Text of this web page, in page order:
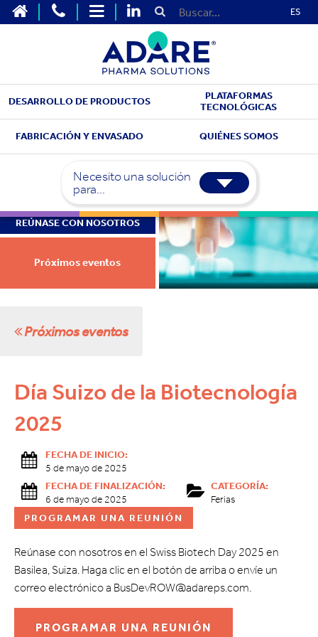
ES
DESARROLLO DE PRODUCTOS
PLATAFORMAS
TECNOLÓGICAS
FABRICACIÓN Y ENVASADO QUIÉNES SOMOS
Necesito una solución
para...
REÚNASE CON NOSOTROS
Próximos eventos
Próximos eventos
Día Suizo de la Biotecnología
2025
FECHA DE INICIO:
5 de mayo de 2025
FECHA DE FINALIZACIÓN:
6 de mayo de 2025
CATEGORÍA:
Ferias
PROGRAMAR UNA REUNIÓN
Reúnase con nosotros en el Swiss Biotech Day 2025 en
Basilea, Suiza. Haga clic en el botón de arriba o envíe un
correo electrónico a BusDevROW@adareps.com.
PROGRAMAR UNA REUNIÓN